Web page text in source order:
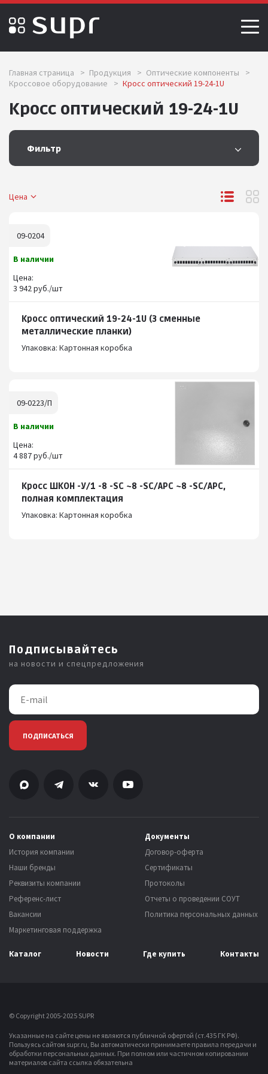
Главная страница > Продукция > Оптические компоненты
>
Кроссовое оборудование
> Кросс оптический 19-24-1U
Кросс оптический 19-24-1U
Цена
Фильтр
Кросс оптический 19-24-1U (3 сменные
металлические планки)
Упаковка: Картонная коробка
Цена:
3 942 руб./шт
В наличии
09-0204
Кросс ШКОН -У/1 -8 -SC ~8 -SC/APC ~8 -SC/APC,
полная комплектация
Упаковка: Картонная коробка
Цена:
4 887 руб./шт
В наличии
09-0223/П
Подписывайтесь
на новости и спецпредложения
ПОДПИСАТЬСЯ
О компании
История компании
Наши бренды
Реквизиты компании
Референс-лист
Вакансии
Маркетинговая поддержка
Документы
Договор-оферта
Сертификаты
Протоколы
Отчеты о проведении СОУТ
Политика персональных данных
Каталог Новости Где купить Контакты
© Copyright 2005-2025 SUPR
Указанные на сайте цены не являются публичной офертой (ст.435 ГК РФ).
Пользуясь сайтом supr.ru, Вы автоматически принимаете правила передачи и
обработки персональных данных. При полном или частичном копировании
материалов сайта ссылка обязательна